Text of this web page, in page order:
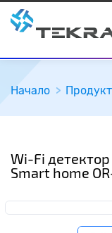
Начало
Wi-Fi
Smart home